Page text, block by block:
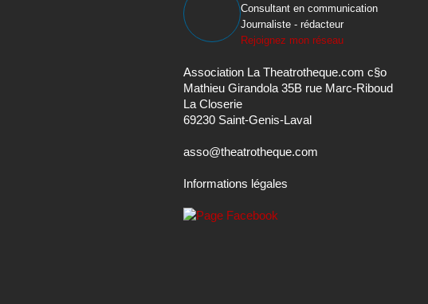
Consultant en communication
Journaliste - rédacteur
Rejoignez mon réseau
Association La Theatrotheque.com c§o
Mathieu Girandola 35B rue Marc-Riboud
La Closerie
69230 Saint-Genis-Laval
asso@theatrotheque.com
Informations légales